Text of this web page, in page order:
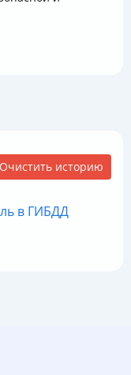
Очистить историю
в ГИБДД